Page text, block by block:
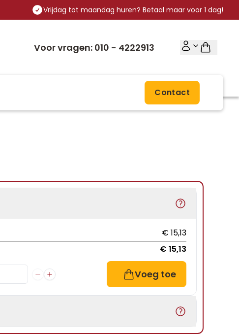
Vrijdag tot maandag huren? Betaal maar voor 1 dag!
Voor vragen: 010 - 4222913
Contact
€ 15,13
€ 15,13
Voeg toe